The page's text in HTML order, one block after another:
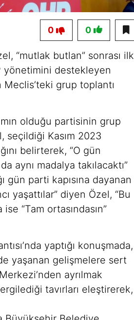
0
0
“mutlak butlan” sonrası ilk
yönetimini destekleyen
grup toplantı
olduğu partisinin grup
seçildiği Kasım 2023
belirterek, “O gün
aynı madalya takılacaktı”
gün parti kapısına dayanan
yaşattılar” diyen Özel, “Bu
“Tam ortasındasın”
yaptığı konuşmada,
yaşanan gelişmelere sert
ayrılmak
tavırları eleştirerek,